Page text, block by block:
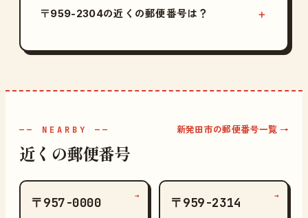
〒959-2304の近くの郵便番号は？
—— NEARBY ——
近くの郵便番号
新発田市の郵便番号一覧 →
〒957-0000 → 〒959-2314 →